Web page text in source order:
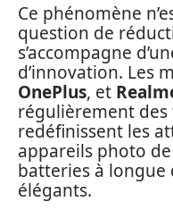
Ce phénomène
question de
s’accompagne
d’innovation. Les
OnePlus, et
régulièrement
redéfinissent les
appareils photo
batteries à longue
élégants.